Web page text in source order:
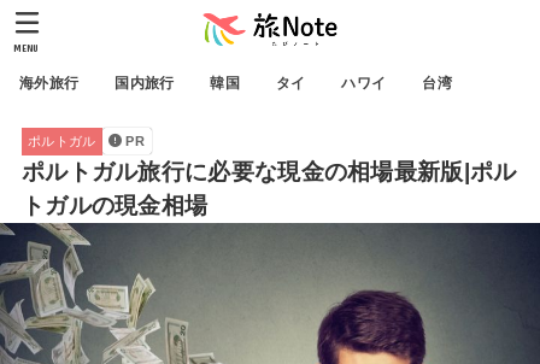
海外旅行 国内旅行 韓国 タイ ハワイ 台湾
MENU
ポルトガル PR
ポルトガル旅行に必要な現金の相場最新版|ポル
トガルの現金相場